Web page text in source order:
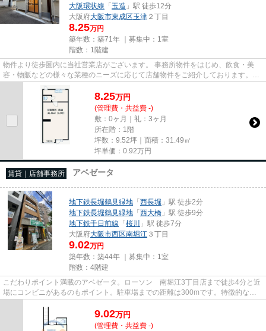
大阪環状線 「玉造 」駅 徒歩12分
大阪府大阪市東成区玉津 ２丁目
8.25万円
築年数：築71年 ｜募集中： 1室
階数：1階建
物件より徒歩圏内に当社営業店がございます。 事務所物件をはじめ、飲食・美
容・物販などの様々な業種のニーズに応じて店舗物件をご紹介しております。
尚、弊社ではおとり広告は一切...
8.25万円
(管理費・共益費 -)
敷：0ヶ月｜礼：3ヶ月
所在階：1階
坪数：9.52坪｜面積：31.49㎡
坪単価： 0.92万円
賃貸｜店舗事務所 アベゼータ
地下鉄長堀鶴見緑地 「西長堀 」駅 徒歩2分
地下鉄長堀鶴見緑地 「西大橋 」駅 徒歩9分
地下鉄千日前線 「桜川
」駅 徒歩7分
大阪府大阪市西区南堀江 ３丁目
9.02万円
築年数：築44年 ｜募集中： 1室
階数：4階建
こだわりポイント満載のアベゼータ。ローソン 南堀江3丁目店まで徒歩4分と近
場にコンビニがあるのもポイント。駐車場までの距離は300mです。特徴的な外
観と洗練された設計の内装を持...
9.02万円
(管理費・共益費 -)